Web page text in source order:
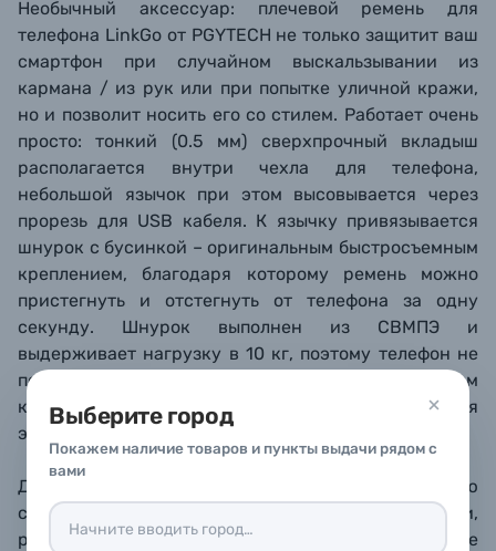
Выберите город
Покажем наличие товаров и пункты выдачи рядом с
вами
Необычный аксессуар: плечевой ремень для
телефона LinkGo от PGYTECH не только защитит ваш
смартфон при случайном выскальзывании из
кармана / из рук или при попытке уличной кражи,
но и позволит носить его со стилем. Работает очень
просто: тонкий (0.5 мм) сверхпрочный вкладыш
располагается внутри чехла для телефона,
небольшой язычок при этом высовывается через
прорезь для USB кабеля. К язычку привязывается
шнурок с бусинкой – оригинальным быстросъемным
креплением, благодаря которому ремень можно
пристегнуть и отстегнуть от телефона за одну
секунду. Шнурок выполнен из СВМПЭ и
выдерживает нагрузку в 10 кг, поэтому телефон не
получится оторвать от ремня даже силой. При этом
конструкция не мешает заряжать телефон, для
этого достаточно только отстегнуть ремень.
Длина ремня быстро настраивается с помощью
скользящей металлической пряжки,
располагающейся в области груди: просто потяните